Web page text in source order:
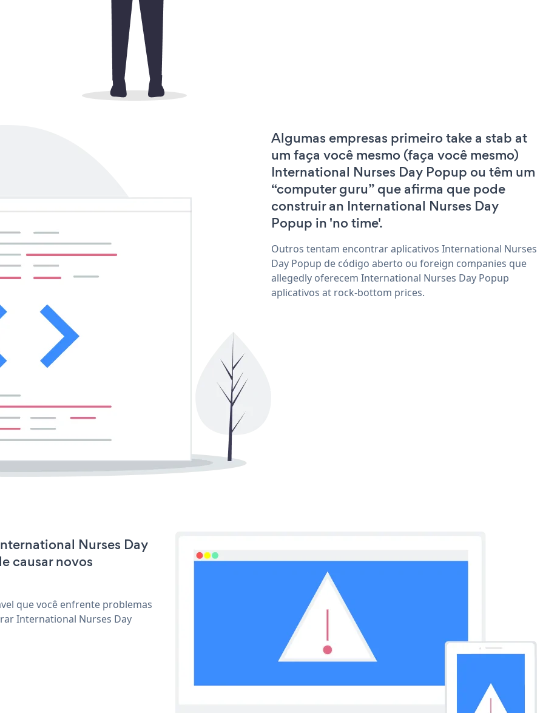
Algumas empresas primeiro take a stab at
um faça você mesmo (faça você mesmo)
International Nurses Day Popup ou têm um
“computer guru” que afirma que pode
construir an International Nurses Day
Popup in 'no time'.
Outros tentam encontrar aplicativos International Nurses
Day Popup de código aberto ou foreign companies que
allegedly oferecem International Nurses Day Popup
aplicativos at rock-bottom prices.
Nurses Day
causar novos
que você enfrente problemas
International Nurses Day